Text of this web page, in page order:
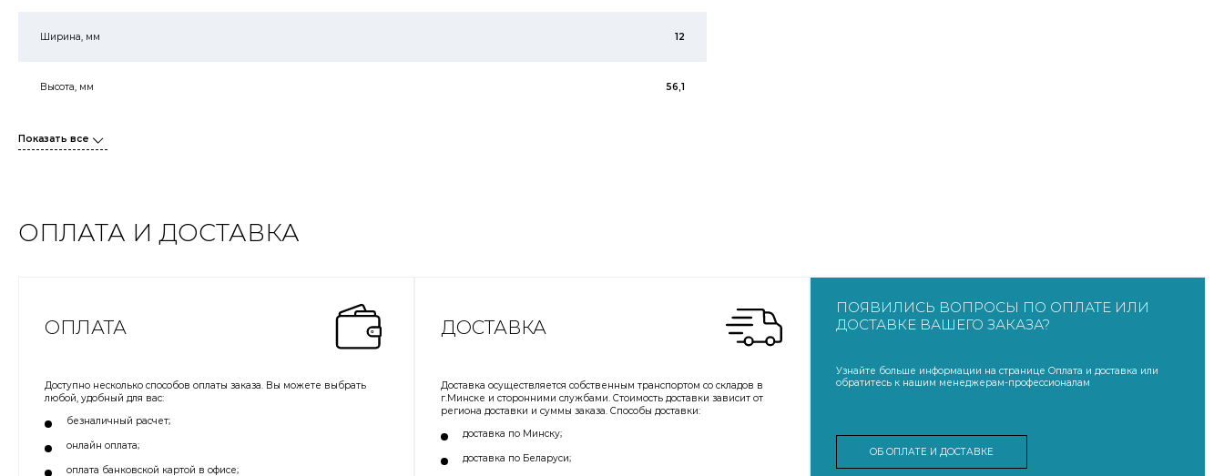
Ширина, мм 12
Высота, мм 56,1
Показать все
ОПЛАТА И ДОСТАВКА
ОПЛАТА
Доступно несколько способов оплаты заказа. Вы можете выбрать
любой, удобный для вас:
безналичный расчет;
онлайн оплата;
оплата банковской картой в офисе;
ДОСТАВКА
Доставка осуществляется собственным транспортом со складов в
г.Минске и сторонними службами. Стоимость доставки зависит от
региона доставки и суммы заказа. Способы доставки:
доставка по Минску;
доставка по Беларуси;
ПОЯВИЛИСЬ ВОПРОСЫ ПО ОПЛАТЕ ИЛИ
ДОСТАВКЕ ВАШЕГО ЗАКАЗА?
Узнайте больше информации на странице Оплата и доставка или
обратитесь к нашим менеджерам-профессионалам
ОБ ОПЛАТЕ И ДОСТАВКЕ